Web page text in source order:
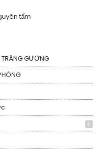
tấm
TRÁNG GƯƠNG